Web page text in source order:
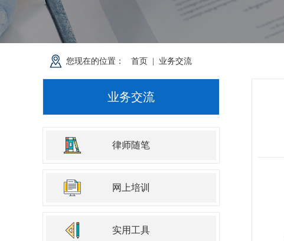
您现在的位置： 首页 业务交流
业务交流
律师随笔
网上培训
实用工具